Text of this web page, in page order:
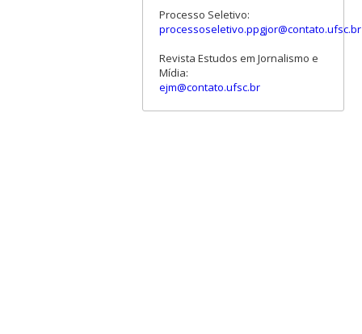
Processo Seletivo:
processoseletivo.ppgjor@contato.ufsc.br
Revista Estudos em Jornalismo e
Mídia:
ejm@contato.ufsc.br